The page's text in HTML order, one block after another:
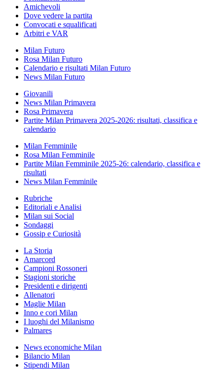
Amichevoli
Dove vedere la partita
Convocati e squalificati
Arbitri e VAR
Milan Futuro
Rosa Milan Futuro
Calendario e risultati Milan Futuro
News Milan Futuro
Giovanili
News Milan Primavera
Rosa Primavera
Partite Milan Primavera 2025-2026: risultati, classifica e
calendario
Milan Femminile
Rosa Milan Femminile
Partite Milan Femminile 2025-26: calendario, classifica e
risultati
News Milan Femminile
Rubriche
Editoriali e Analisi
Milan sui Social
Sondaggi
Gossip e Curiosità
La Storia
Amarcord
Campioni Rossoneri
Stagioni storiche
Presidenti e dirigenti
Allenatori
Maglie Milan
Inno e cori Milan
I luoghi del Milanismo
Palmares
News economiche Milan
Bilancio Milan
Stipendi Milan